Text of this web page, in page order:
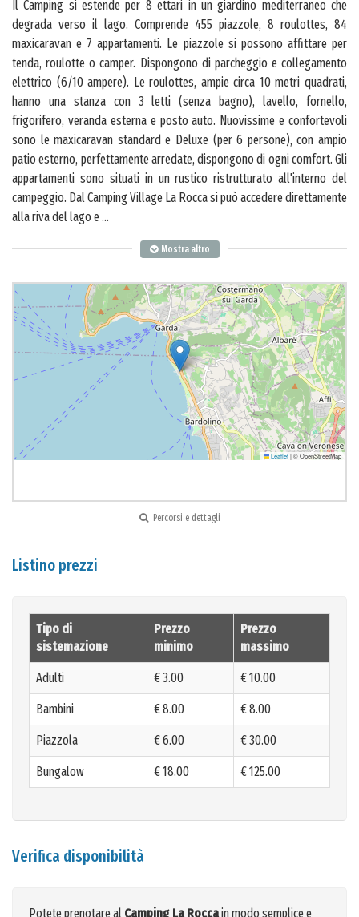
Il Camping si estende per 8 ettari in un giardino mediterraneo che
degrada verso il lago. Comprende 455 piazzole, 8 roulottes, 84
maxicaravan e 7 appartamenti. Le piazzole si possono affittare per
tenda, roulotte o camper. Dispongono di parcheggio e collegamento
elettrico (6/10 ampere). Le roulottes, ampie circa 10 metri quadrati,
hanno una stanza con 3 letti (senza bagno), lavello, fornello,
frigorifero, veranda esterna e posto auto. Nuovissime e confortevoli
sono le maxicaravan standard e Deluxe (per 6 persone), con ampio
patio esterno, perfettamente arredate, dispongono di ogni comfort. Gli
appartamenti sono situati in un rustico ristrutturato all'interno del
campeggio. Dal Camping Village La Rocca si può accedere direttamente
alla riva del lago e...
Mostra altro
Leaflet|© OpenStreetMap
Percorsi e dettagli
Listino prezzi
Tipo di
sistemazione
Prezzo
minimo
Prezzo
massimo
Adulti € 3.00 € 10.00
Bambini € 8.00 € 8.00
Piazzola € 6.00 € 30.00
Bungalow € 18.00 € 125.00
Verifica disponibilità
Potete prenotare al Camping La Roccain modo semplice e